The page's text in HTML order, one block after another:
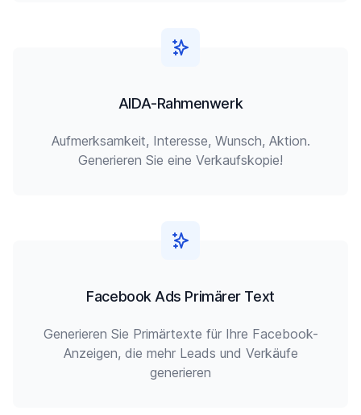
AIDA-Rahmenwerk
Aufmerksamkeit, Interesse, Wunsch, Aktion.
Generieren Sie eine Verkaufskopie!
Facebook Ads Primärer Text
Generieren Sie Primärtexte für Ihre Facebook-
Anzeigen, die mehr Leads und Verkäufe
generieren